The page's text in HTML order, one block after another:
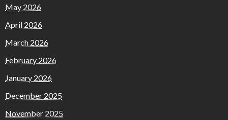
May 2026
April 2026
March 2026
February 2026
January 2026
December 2025
November 2025